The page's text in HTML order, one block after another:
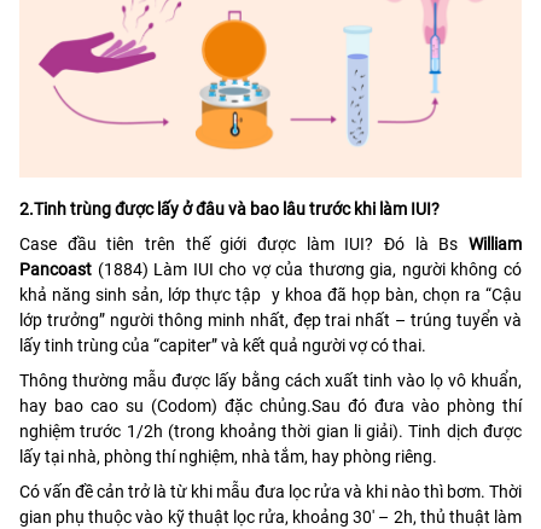
2.Tinh trùng được lấy ở đâu và bao lâu trước khi làm IUI?
Case đầu tiên trên thế giới được làm IUI? Đó là Bs William
Pancoast (1884) Làm IUI cho vợ của thương gia, người không có
khả năng sinh sản, lớp thực tập y khoa đã họp bàn, chọn ra “Cậu
lớp trưởng” người thông minh nhất, đẹp trai nhất – trúng tuyển và
lấy tinh trùng của “capiter” và kết quả người vợ có thai.
Thông thường mẫu được lấy bằng cách xuất tinh vào lọ vô khuẩn,
hay bao cao su (Codom) đặc chủng.Sau đó đưa vào phòng thí
nghiệm trước 1/2h (trong khoảng thời gian li giải). Tinh dịch được
lấy tại nhà, phòng thí nghiệm, nhà tắm, hay phòng riêng.
Có vấn đề cản trở là từ khi mẫu đưa lọc rửa và khi nào thì bơm. Thời
gian phụ thuộc vào kỹ thuật lọc rửa, khoảng 30′ – 2h, thủ thuật làm